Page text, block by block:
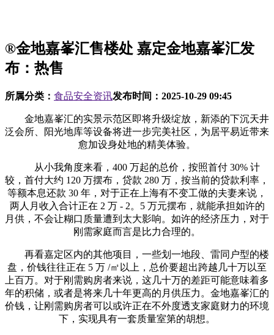
®金地嘉峯汇售楼处 嘉定金地嘉峯汇发
布：热售
所属分类： 食品安全资讯发布时间： 2025-10-29 09:45
金地嘉峯汇的实景示范区即将升级绽放，新添的下沉天井
泛会所、阳光地库等设备将进一步完美社区，为居平易近带来
愈加设身处地的精美体验。
从小我角度来看，400 万起的总价，按照首付 30% 计
较，首付大约 120 万摆布，贷款 280 万，按当前的贷款利率，
等额本息还款 30 年，对于正在上海有不变工做的夫妻来说，
两人月收入合计正在 2 万 - 2。5 万元摆布，就能承担如许的
月供，不会让糊口质量遭到太大影响。如许的经济压力，对于
刚需家庭而言是比力合理的。
再看嘉定区内的其他项目，一些划一地段、雷同户型的楼
盘，价钱往往正在 5 万 /㎡以上，总价要超出跨越几十万以至
上百万。对于刚需购房者来说，这几十万的差距可能意味着多
年的积储，或者是将来几十年更高的月供压力。金地嘉峯汇的
价钱，让刚需购房者可以或许正在不外度透支家庭财力的环境
下，实现具有一套质量室第的胡想。